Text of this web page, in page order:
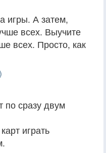
игры. А затем,
всех. Выучите
всех. Просто, как
по сразу двум
играть